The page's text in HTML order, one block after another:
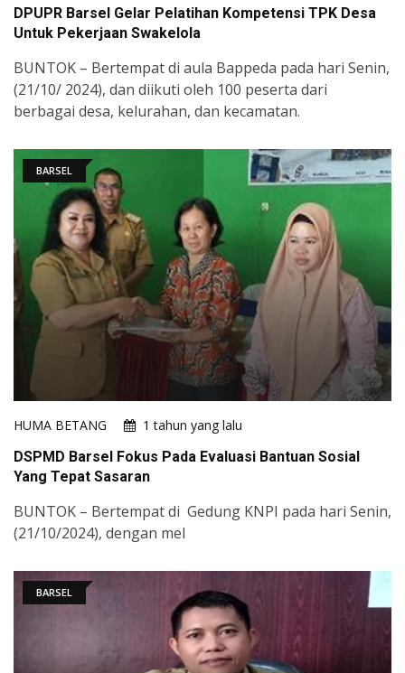
DPUPR Barsel Gelar Pelatihan Kompetensi TPK Desa
Untuk Pekerjaan Swakelola
BUNTOK – Bertempat di aula Bappeda pada hari Senin,
(21/10/ 2024), dan diikuti oleh 100 peserta dari
berbagai desa, kelurahan, dan kecamatan.
BARSEL
HUMA BETANG
1 tahun yang lalu
DSPMD Barsel Fokus Pada Evaluasi Bantuan Sosial
Yang Tepat Sasaran
BUNTOK – Bertempat di Gedung KNPI pada hari Senin,
(21/10/2024), dengan mel
BARSEL